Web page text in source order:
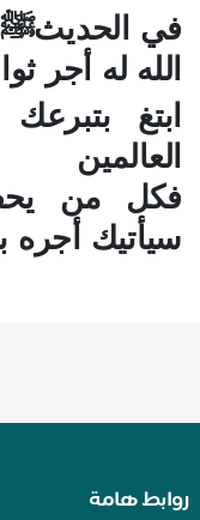
في الحديثﷺ
الله له أجر
ابتغ
العالمين
فكل من
سيأتيك أجره
روابط هامة